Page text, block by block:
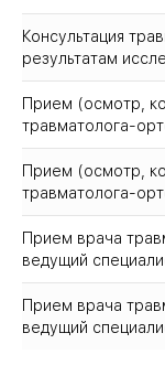
Консультация
результатам
Прием (осмотр,
травматолога-
Прием (осмотр,
травматолога-
Прием врача
ведущий
Прием врача
ведущий